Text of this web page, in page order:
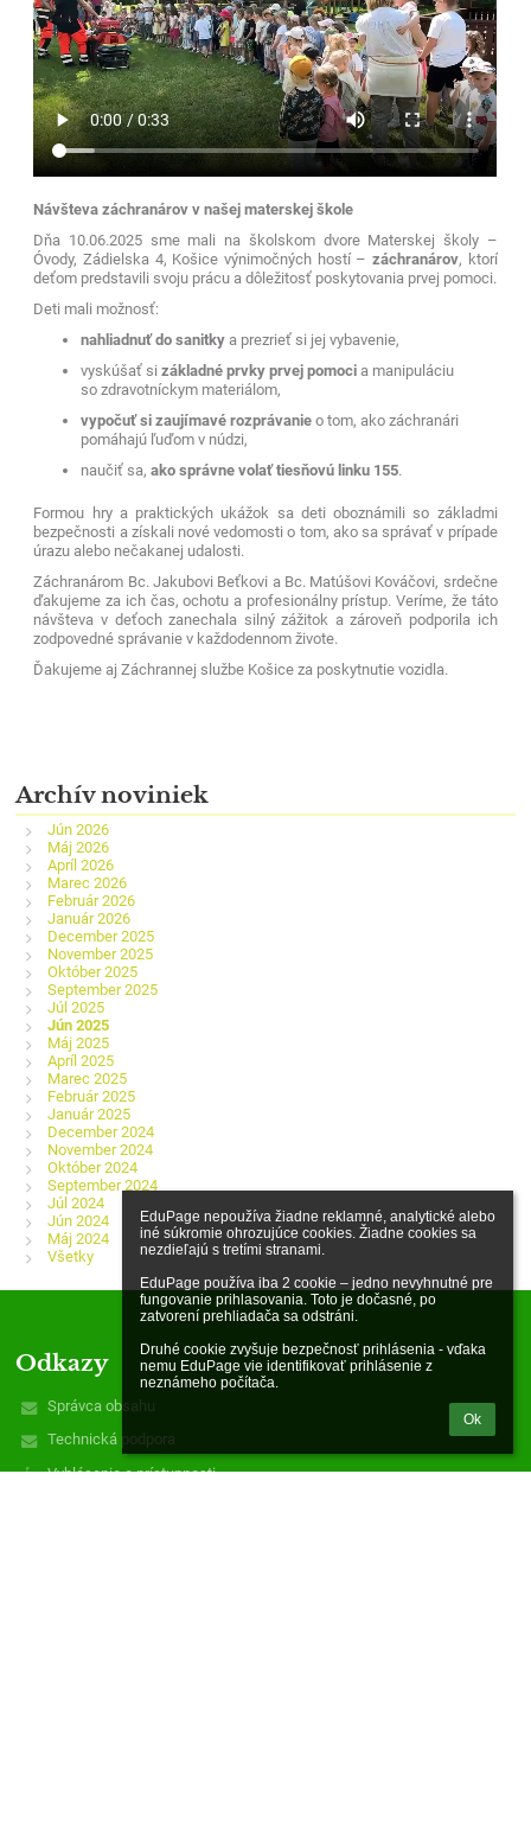
EduPage nepoužíva žiadne reklamné, analytické alebo
iné súkromie ohrozujúce cookies. Žiadne cookies sa
nezdieľajú s tretími stranami.
EduPage používa iba 2 cookie – jedno nevyhnutné pre
fungovanie prihlasovania. Toto je dočasné, po
zatvorení prehliadača sa odstráni.
Druhé cookie zvyšuje bezpečnosť prihlásenia - vďaka
nemu EduPage vie identifikovať prihlásenie z
neznámeho počítača.
Ok
Návšteva záchranárov v našej materskej škole
Dňa 10.06.2025 sme mali na školskom dvore Materskej školy –
Óvody, Zádielska 4, Košice výnimočných hostí –záchranárov, ktorí
deťom predstavili svoju prácu a dôležitosť poskytovania prvej pomoci.
Deti mali možnosť:
nahliadnuť do sanitky a prezrieť si jej vybavenie,
vyskúšať sizákladné prvky prvej pomoci a manipuláciu
so zdravotníckym materiálom,
vypočuť si zaujímavé rozprávanie o tom, ako záchranári
pomáhajú ľuďom v núdzi,
naučiť sa,ako správne volať tiesňovú linku 155.
Formou hry a praktických ukážok sa deti oboznámili so základmi
bezpečnosti a získali nové vedomosti o tom, ako sa správať v prípade
úrazu alebo nečakanej udalosti.
Záchranárom Bc. Jakubovi Beťkovi a Bc. Matúšovi Kováčovi, srdečne
ďakujeme za ich čas, ochotu a profesionálny prístup. Veríme, že táto
návšteva v deťoch zanechala silný zážitok a zároveň podporila ich
zodpovedné správanie v každodennom živote.
Ďakujeme aj Záchrannej službe Košice za poskytnutie vozidla.
Archív noviniek
Jún 2026
Máj 2026
Apríl 2026
Marec 2026
Február 2026
Január 2026
December 2025
November 2025
Október 2025
September 2025
Júl 2025
Jún 2025
Máj 2025
Apríl 2025
Marec 2025
Február 2025
Január 2025
December 2024
November 2024
Október 2024
September 2024
Júl 2024
Jún 2024
Máj 2024
Všetky
Odkazy
Správca obsahu
Technická podpora
Vyhlásenie o prístupnosti